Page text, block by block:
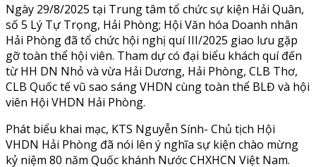
Ngày 29/8/2025 tại Trung tâm tổ chức sự kiện Hải Quân,
số 5 Lý Tự Trọng, Hải Phòng; Hội Văn hóa Doanh nhân
Hải Phòng đã tổ chức hội nghị quí III/2025 giao lưu gặp
gỡ toàn thể hội viên. Tham dự có đại biểu khách quí đến
từ HH DN Nhỏ và vừa Hải Dương, Hải Phòng, CLB Thơ,
CLB Quốc tế vũ sao sáng VHDN cùng toàn thể BLĐ và hội
viên Hội VHDN Hải Phòng.
Phát biểu khai mạc, KTS Nguyễn Sính- Chủ tịch Hội
VHDN Hải Phòng đã nói lên ý nghĩa sự kiện chào mừng
kỷ niệm 80 năm Quốc khánh Nước CHXHCN Việt Nam.